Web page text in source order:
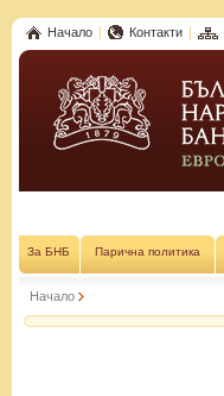
Начало Контакти
За БНБ Парична политика
Начало